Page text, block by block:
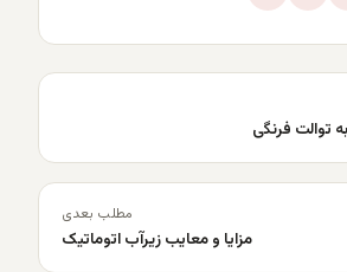
توالت فرنگی
مطلب بعدی
مزایا و معایب زیرآب اتوماتیک